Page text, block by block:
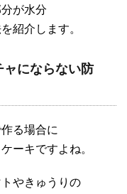
が水分
紹介します。
にならない防
る場合に
ーキですよね。
やきゅうりの